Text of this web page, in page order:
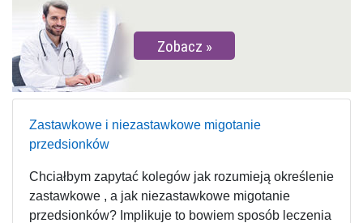
Zobacz
Zastawkowe i niezastawkowe migotanie
przedsionków
Chciałbym zapytać kolegów jak rozumieją określenie
zastawkowe , a jak niezastawkowe migotanie
przedsionków? Implikuje to bowiem sposób leczenia